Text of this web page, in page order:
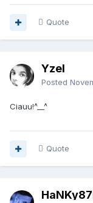
Quote
Yzel
Posted
Ciauu!^__^
Quote